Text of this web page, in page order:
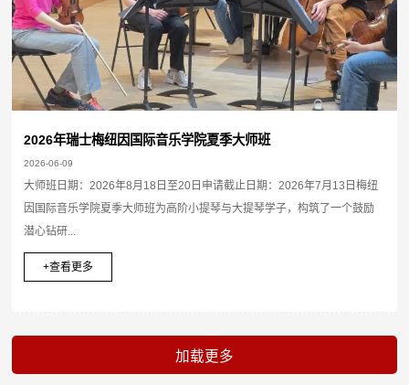
2026年瑞士梅纽因国际音乐学院夏季大师班
2026-06-09
大师班日期：2026年8月18日至20日申请截止日期：2026年7月13日梅纽
因国际音乐学院夏季大师班为高阶小提琴与大提琴学子，构筑了一个鼓励
潜心钻研...
+查看更多